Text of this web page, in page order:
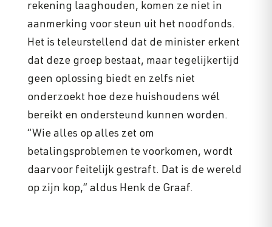
rekening laaghouden, komen ze niet in
aanmerking voor steun uit het noodfonds.
Het is teleurstellend dat de minister erkent
dat deze groep bestaat, maar tegelijkertijd
geen oplossing biedt en zelfs niet
onderzoekt hoe deze huishoudens wél
bereikt en ondersteund kunnen worden.
“Wie alles op alles zet om
betalingsproblemen te voorkomen, wordt
daarvoor feitelijk gestraft. Dat is de wereld
op zijn kop,” aldus Henk de Graaf.